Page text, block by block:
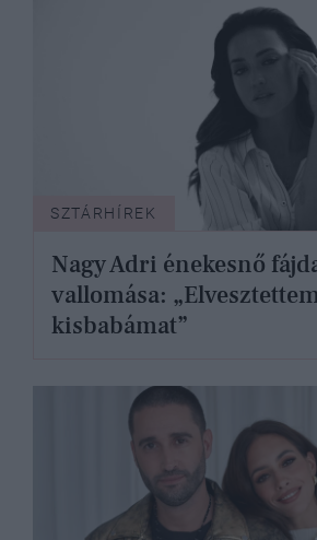
SZTÁRHÍREK
Nagy Adri énekesnő
vallomása:
kisbabámat”